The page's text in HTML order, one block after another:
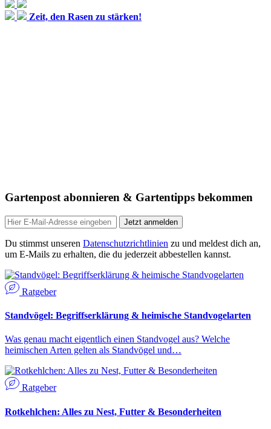
Zeit, den Rasen zu stärken!
Gartenpost abonnieren & Gartentipps bekommen
Jetzt anmelden
Du stimmst unseren Datenschutzrichtlinien zu und meldest dich an,
um E-Mails zu erhalten, die du jederzeit abbestellen kannst.
Ratgeber
Standvögel: Begriffserklärung & heimische Standvogelarten
Was genau macht eigentlich einen Standvogel aus? Welche
heimischen Arten gelten als Standvögel und…
Ratgeber
Rotkehlchen: Alles zu Nest, Futter & Besonderheiten